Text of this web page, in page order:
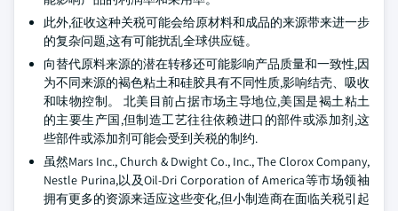
此外,征收这种关税可能会给原材料和成品的来源带来进一步
的复杂问题,这有可能扰乱全球供应链。
向替代原料来源的潜在转移还可能影响产品质量和一致性,因
为不同来源的褐色粘土和硅胶具有不同性质,影响结壳、吸收
和味物控制。 北美目前占据市场主导地位,美国是褐土粘土
的主要生产国,但制造工艺往往依赖进口的部件或添加剂,这
些部件或添加剂可能会受到关税的制约.
虽然Mars Inc., Church & Dwight Co., Inc., The Clorox Company,
Nestle Purina,以及Oil-Dri Corporation of America等市场领袖
拥有更多的资源来适应这些变化,但小制造商在面临关税引起